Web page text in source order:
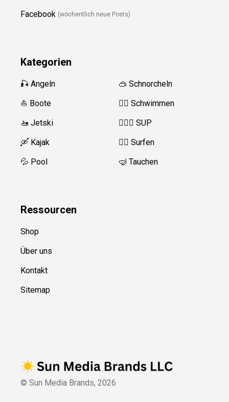
Facebook (wöchentlich neue Posts)
Kategorien
🎣 Angeln
⛵️ Boote
🚤 Jetski
🛶 Kajak
💦 Pool
🥽 Schnorcheln
🏊‍♂️ Schwimmen
🏄‍♀️🛶 SUP
🏄‍♂️ Surfen
🤿 Tauchen
Ressourcen
Shop
Über uns
Kontakt
Sitemap
© Sun Media Brands, 2026